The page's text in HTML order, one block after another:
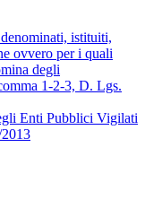
istituiti,
ovvero per i quali
degli
1-2-3, D. Lgs.
Enti Pubblici Vigilati